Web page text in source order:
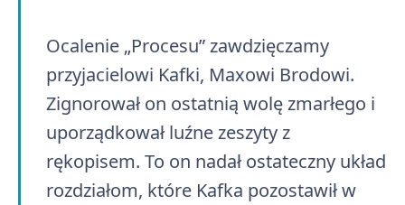
Ocalenie „Procesu” zawdzięczamy
przyjacielowi Kafki, Maxowi Brodowi.
Zignorował on ostatnią wolę zmarłego i
uporządkował luźne zeszyty z
rękopisem. To on nadał ostateczny układ
rozdziałom, które Kafka pozostawił w